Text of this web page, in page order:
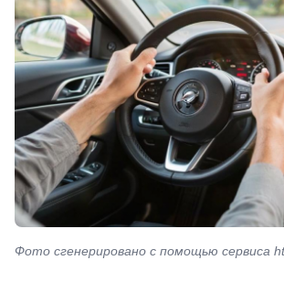
Фото сгенерировано с помощью сервиса